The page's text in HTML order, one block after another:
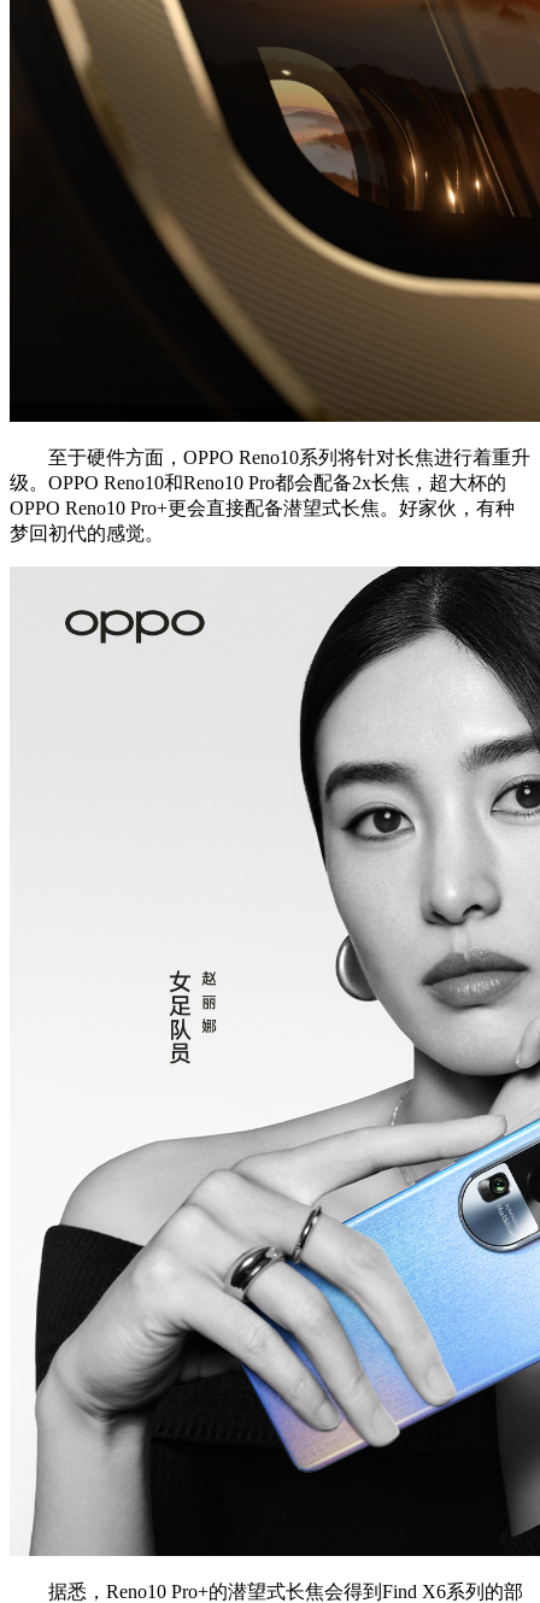
至于硬件方面，OPPO Reno10系列将针对长焦进行着重升
级。OPPO Reno10和Reno10 Pro都会配备2x长焦，超大杯的
OPPO Reno10 Pro+更会直接配备潜望式长焦。好家伙，有种
梦回初代的感觉。
据悉，Reno10 Pro+的潜望式长焦会得到Find X6系列的部